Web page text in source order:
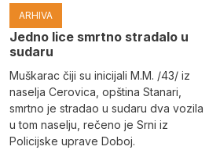
ARHIVA
Јedno lice smrtno stradalo u
sudaru
Muškarac čiji su inicijali M.M. /43/ iz
naselja Cerovica, opština Stanari,
smrtno je stradao u sudaru dva vozila
u tom naselju, rečeno je Srni iz
Policijske uprave Doboj.